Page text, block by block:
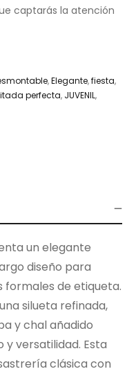
captarás la atención
,Elegante,fiesta,
perfecta, JUVENIL,
un elegante
diseño para
formales de etiqueta.
silueta refinada,
y chal añadido
versatilidad. Esta
clásica con